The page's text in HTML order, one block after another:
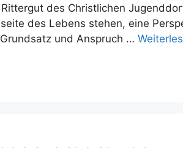
des Christlichen
des Lebens stehen, eine
und Anspruch …